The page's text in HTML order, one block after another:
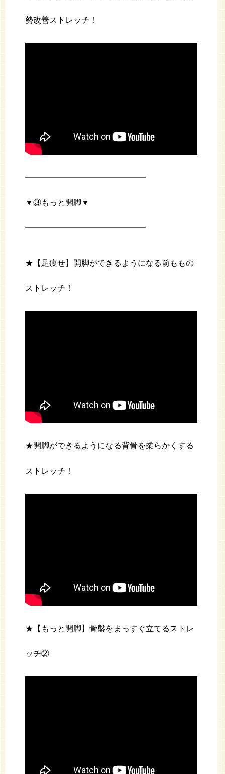
勢改善ストレッチ！
━━━━━━━━━━━━━━━
▼③もっと開脚▼
━━━━━━━━━━━━━━━
★【足痩せ】開脚ができるようになる前ももの
ストレッチ！
★開脚ができるようになる背骨を柔らかくする
ストレッチ！
★【もっと開脚】骨盤をまっすぐ立てるストレ
ッチ②